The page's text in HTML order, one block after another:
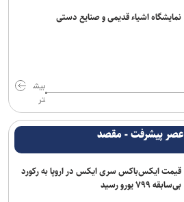
نمایشگاه اشیاء قدیمی و صنایع دستی
بیش
تر
عصر پیشرفت - مقصد
قیمت ایکس‌باکس سری ایکس در اروپا به رکورد
بی‌سابقه ۷۹۹ یورو رسید